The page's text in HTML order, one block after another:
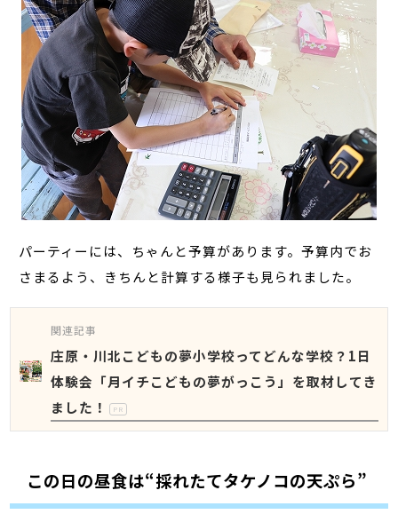
パーティーには、ちゃんと予算があります。予算内でお
さまるよう、きちんと計算する様子も見られました。
関連記事
庄原・川北こどもの夢小学校ってどんな学校？1日
体験会「月イチこどもの夢がっこう」を取材してき
ました！
PR
この日の昼食は“採れたてタケノコの天ぷら”